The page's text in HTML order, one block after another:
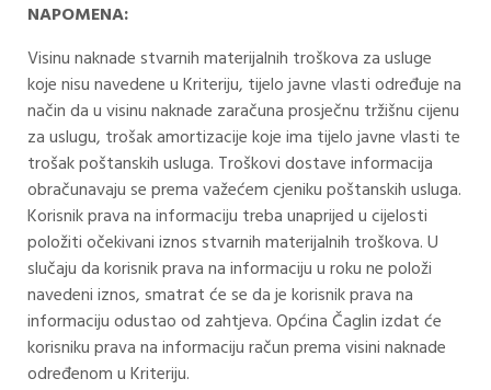
NAPOMENA:
Visinu naknade stvarnih materijalnih troškova za usluge
koje nisu navedene u Kriteriju, tijelo javne vlasti određuje na
način da u visinu naknade zaračuna prosječnu tržišnu cijenu
za uslugu, trošak amortizacije koje ima tijelo javne vlasti te
trošak poštanskih usluga. Troškovi dostave informacija
obračunavaju se prema važećem cjeniku poštanskih usluga.
Korisnik prava na informaciju treba unaprijed u cijelosti
položiti očekivani iznos stvarnih materijalnih troškova. U
slučaju da korisnik prava na informaciju u roku ne položi
navedeni iznos, smatrat će se da je korisnik prava na
informaciju odustao od zahtjeva. Općina Čaglin izdat će
korisniku prava na informaciju račun prema visini naknade
određenom u Kriteriju.